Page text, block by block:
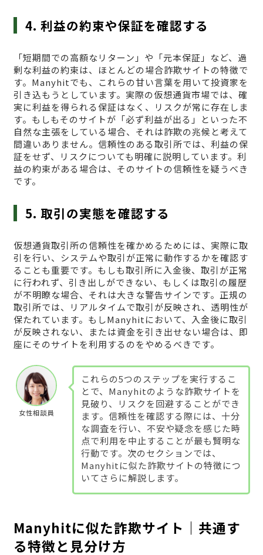
4. 利益の約束や保証を確認する
「短期間での高額なリターン」や「元本保証」など、過
剰な利益の約束は、ほとんどの場合詐欺サイトの特徴で
す。Manyhitでも、これらの甘い言葉を用いて投資家を
引き込もうとしています。実際の仮想通貨市場では、確
実に利益を得られる保証はなく、リスクが常に存在しま
す。もしもそのサイトが「必ず利益が出る」といった不
自然な主張をしている場合、それは詐欺の兆候と考えて
間違いありません。信頼性のある取引所では、利益の保
証をせず、リスクについても明確に説明しています。利
益の約束がある場合は、そのサイトの信頼性を疑うべき
です。
5. 取引の実態を確認する
仮想通貨取引所の信頼性を確かめるためには、実際に取
引を行い、システムや取引が正常に動作するかを確認す
ることも重要です。もしも取引所に入金後、取引が正常
に行われず、引き出しができない、もしくは取引の履歴
が不明瞭な場合、それは大きな警告サインです。正規の
取引所では、リアルタイムで取引が反映され、透明性が
保たれています。もしManyhitにおいて、入金後に取引
が反映されない、または資金を引き出せない場合は、即
座にそのサイトを利用するのをやめるべきです。
女性相談員
これらの5つのステップを実行するこ
とで、Manyhitのような詐欺サイトを
見破り、リスクを回避することができ
ます。信頼性を確認する際には、十分
な調査を行い、不安や疑念を感じた時
点で利用を中止することが最も賢明な
行動です。次のセクションでは、
Manyhitに似た詐欺サイトの特徴につ
いてさらに解説します。
Manyhitに似た詐欺サイト｜共通す
る特徴と見分け方